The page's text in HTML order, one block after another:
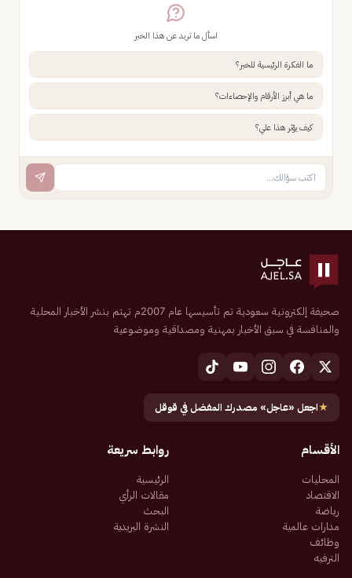
اسأل ما تريد عن هذا الخبر
ما الفكرة الرئيسية للخبر؟
ما هي أبرز الأرقام والإحصاءات؟
كيف يؤثر هذا علي؟
صحيفة إلكترونية سعودية تم تأسيسها عام 2007م تهتم بنشر الأخبار المحلية
والمنافسة في سبق الأخبار بمهنية ومصداقية وموضوعية
★اجعل «عاجل» مصدرك المفضل في قوقل
الأقسام
المحليات
الاقتصاد
رياضة
مدارات عالمية
وظائف
الترفيه
روابط سريعة
الرئيسية
مقالات الرأي
البحث
النشرة البريدية